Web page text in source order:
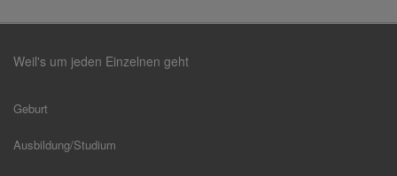
Weil's um jeden Einzelnen geht
Geburt
Ausbildung/Studium